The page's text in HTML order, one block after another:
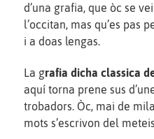
d’una grafia, que òc se
l’occitan, mas qu’es pas
i a doas lengas.
La grafia dicha classica
aquí torna prene sus
trobadors. Òc, mai de
mots s’escrivon del